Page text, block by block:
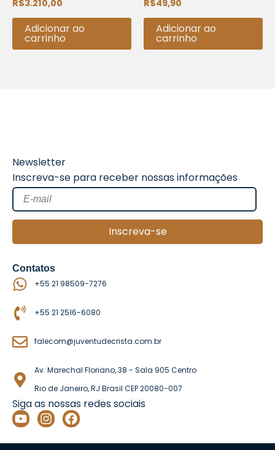
de
R$3.210,00
Adicionar ao
carrinho
de
R$49,90
Adicionar ao
carrinho
Newsletter
Inscreva-se para receber nossas informações
Inscreva-se
Contatos
+55 21 98509-7276
+55 21 2516-6080
falecom@juventudecrista.com.br
Av. Marechal Floriano, 38 - Sala 905 Centro
Rio de Janeiro, RJ Brasil CEP 20080-007
Y
o
u
I
n
s
F
a
c
Siga as nossas redes sociais